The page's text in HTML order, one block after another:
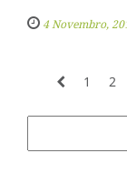
famí­lia que tem
principal objetivo
4 Novembro,
1 2
Pesquisar por: